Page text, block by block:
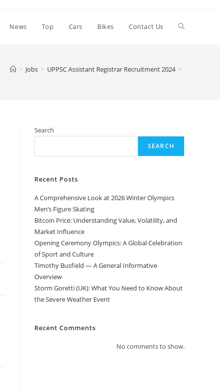
News Top Cars Bikes Contact Us Toggle
> Jobs > UPPSC Assistant Registrar Recruitment 2024 >
Search
SEARCH
Recent Posts
A Comprehensive Look at 2026 Winter Olympics
Men’s Figure Skating
Bitcoin Price: Understanding Value, Volatility, and
Market Influence
Opening Ceremony Olympics: A Global Celebration
of Sport and Culture
Timothy Busfield — A General Informative
Overview
Storm Goretti (UK): What You Need to Know About
the Severe Weather Event
Recent Comments
No comments to show.